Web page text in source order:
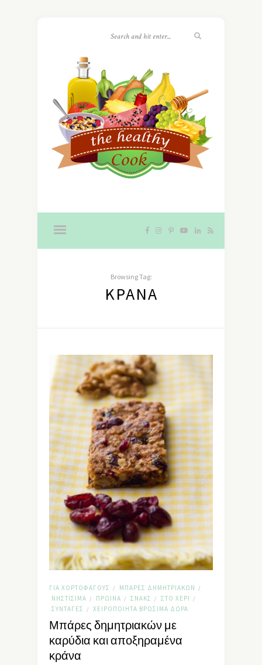
Browsing Tag:
ΚΡΆΝΑ
ΓΙΑ ΧΟΡΤΟΦΆΓΟΥΣ / ΜΠΆΡΕΣ ΔΗΜΗΤΡΙΑΚΏΝ /
ΝΗΣΤΊΣΙΜΑ / ΠΡΩΙΝΆ / ΣΝΑΚΣ / ΣΤΟ ΧΈΡΙ /
ΣΥΝΤΑΓΈΣ / ΧΕΙΡΟΠΟΊΗΤΑ ΒΡΏΣΙΜΑ ΔΏΡΑ
Μπάρες δημητριακών με
καρύδια και αποξηραμένα
κράνα